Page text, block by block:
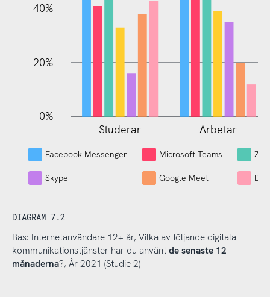
40%
20%
0%
L
Studerar Arbetar
Facebook Messenger Microsoft Teams
Skype Google Meet
DIAGRAM 7.2
Bas: Internetanvändare 12+ år, Vilka av följande digitala
kommunikationstjänster har du använt de senaste 12
månaderna?, År 2021 (Studie 2)